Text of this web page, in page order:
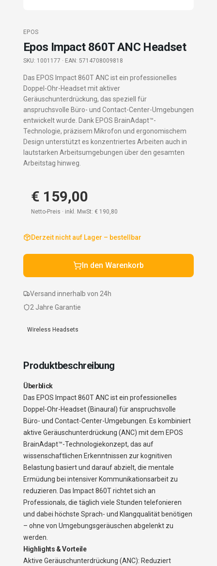
EPOS
Epos Impact 860T ANC Headset
SKU: 1001177 · EAN: 5714708009818
Das EPOS Impact 860T ANC ist ein professionelles
Doppel-Ohr-Headset mit aktiver
Geräuschunterdrückung, das speziell für
anspruchsvolle Büro- und Contact-Center-Umgebungen
entwickelt wurde. Dank EPOS BrainAdapt™-
Technologie, präzisem Mikrofon und ergonomischem
Design unterstützt es konzentriertes Arbeiten auch in
lautstarken Arbeitsumgebungen über den gesamten
Arbeitstag hinweg.
€ 159,00
Netto-Preis · inkl. MwSt: € 190,80
Derzeit nicht auf Lager – bestellbar
In den Warenkorb
Versand innerhalb von 24h
2 Jahre Garantie
Wireless Headsets
Produktbeschreibung
Überblick
Das EPOS Impact 860T ANC ist ein professionelles
Doppel-Ohr-Headset (Binaural) für anspruchsvolle
Büro- und Contact-Center-Umgebungen. Es kombiniert
aktive Geräuschunterdrückung (ANC) mit dem EPOS
BrainAdapt™-Technologiekonzept, das auf
wissenschaftlichen Erkenntnissen zur kognitiven
Belastung basiert und darauf abzielt, die mentale
Ermüdung bei intensiver Kommunikationsarbeit zu
reduzieren. Das Impact 860T richtet sich an
Professionals, die täglich viele Stunden telefonieren
und dabei höchste Sprach- und Klangqualität benötigen
– ohne von Umgebungsgeräuschen abgelenkt zu
werden.
Highlights & Vorteile
Aktive Geräuschunterdrückung (ANC): Reduziert